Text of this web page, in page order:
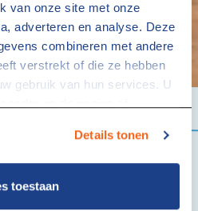
van onze site met onze
adverteren en analyse. Deze
combineren met andere
verstrekt of die ze hebben
gebruik van hun services. U
Details tonen
toestaan